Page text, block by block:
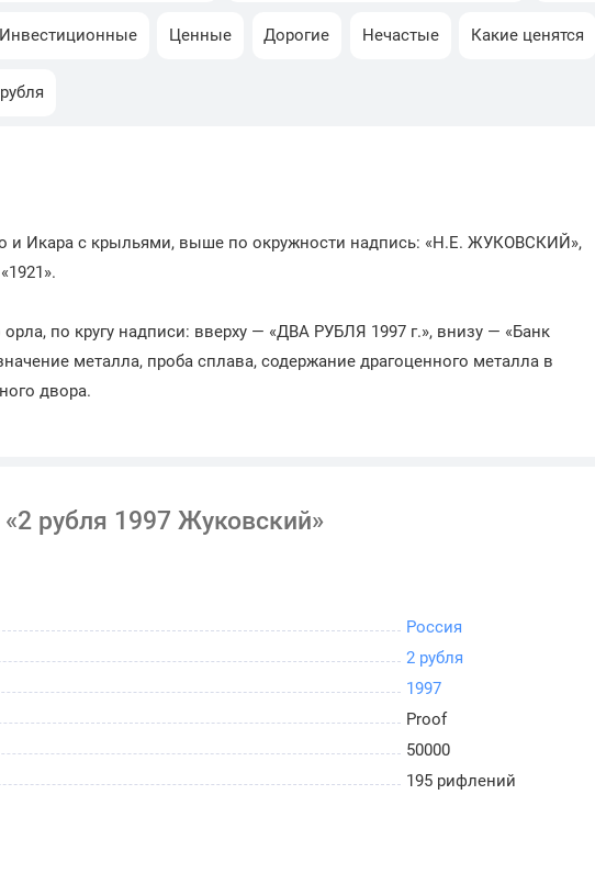
Инвестиционные Ценные Дорогие Нечастые Какие ценятся
и Икара с крыльями, выше по окружности надпись: «Н.Е. ЖУКОВСКИЙ»,
по кругу надписи: вверху — «ДВА РУБЛЯ 1997 г.», внизу — «Банк
металла, проба сплава, содержание драгоценного металла в
двора.
«2 рубля 1997 Жуковский»
Россия
2 рубля
1997
Proof
50000
195 рифлений